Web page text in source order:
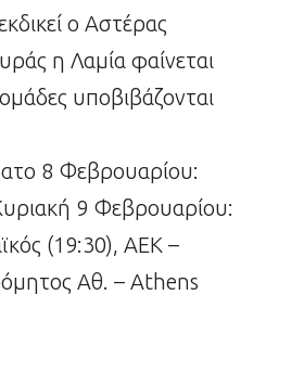
ο Αστέρας
η Λαμία φαίνεται
υποβιβάζονται
8 Φεβρουαρίου:
9 Φεβρουαρίου:
(19:30), ΑΕΚ –
Αθ. – Athens